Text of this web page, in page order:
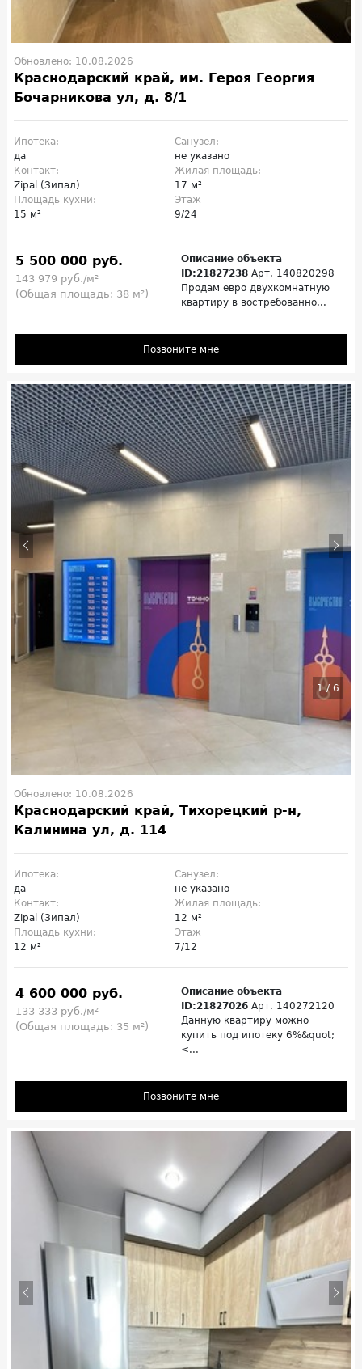
Обновлено: 10.08.2026
Краснодарский край, им. Героя Георгия
Бочарникова ул, д. 8/1
Ипотека:
да
Санузел:
не указано
Контакт:
Zipal (Зипал)
Жилая площадь:
17 м²
Площадь кухни:
15 м²
Этаж
9/24
5 500 000 руб.
143 979 руб./м²
(Общая площадь: 38 м²)
Описание объекта
ID:21827238 Арт. 140820298
Продам евро двухкомнатную
квартиру в востребованно...
Позвоните мне
1/ 6
Обновлено: 10.08.2026
Краснодарский край, Тихорецкий р-н,
Калинина ул, д. 114
Ипотека:
да
Санузел:
не указано
Контакт:
Zipal (Зипал)
Жилая площадь:
12 м²
Площадь кухни:
12 м²
Этаж
7/12
4 600 000 руб.
133 333 руб./м²
(Общая площадь: 35 м²)
Описание объекта
ID:21827026 Арт. 140272120
Данную квартиру можно
купить под ипотеку 6%&quot;
<...
Позвоните мне